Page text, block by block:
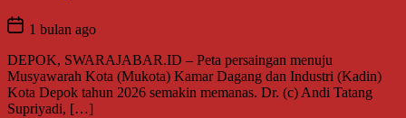
1 bulan ago
DEPOK, SWARAJABAR.ID – Peta persaingan menuju
Musyawarah Kota (Mukota) Kamar Dagang dan Industri (Kadin)
Kota Depok tahun 2026 semakin memanas. Dr. (c) Andi Tatang
Supriyadi, […]